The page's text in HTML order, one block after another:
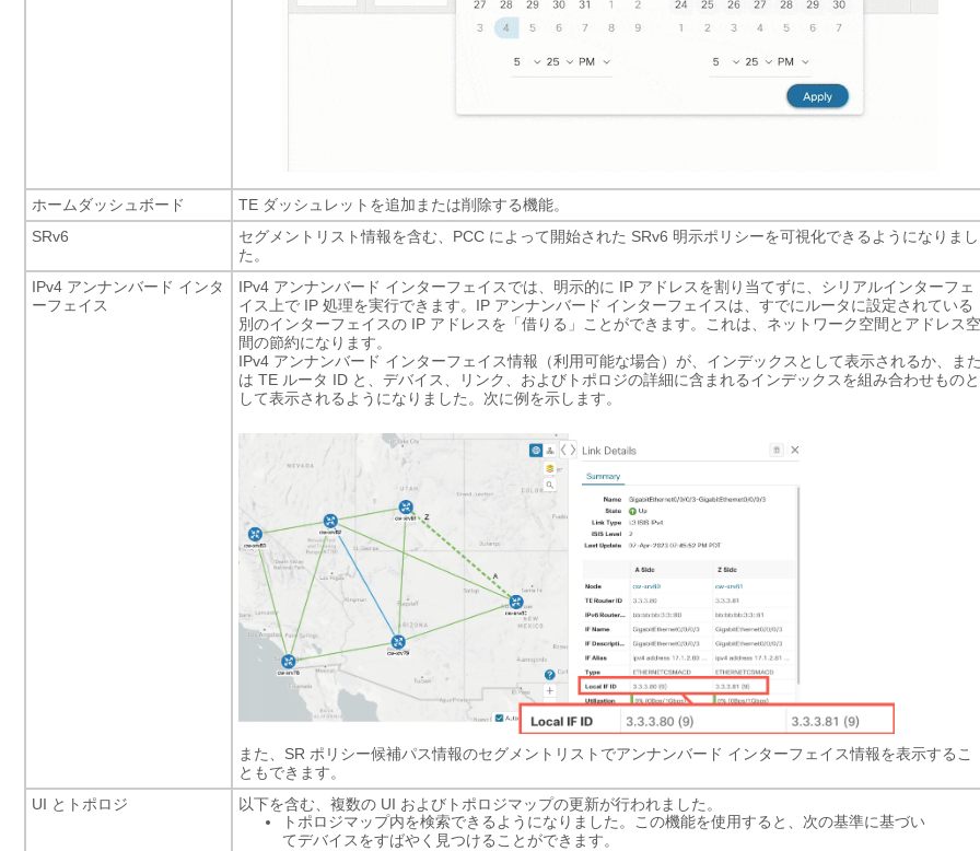
ホームダッシュボード
TE ダッシュレットを追加または削除する機能。
SRv6
セグメントリスト情報を含む、PCC によって開始された SRv6 明示ポリシーを可視化できるようになりまし
た。
IPv4 アンナンバード インタ
ーフェイス
IPv4 アンナンバード インターフェイスでは、明示的に IP アドレスを割り当てずに、シリアルインターフェ
イス上で IP 処理を実行できます。IP アンナンバード インターフェイスは、すでにルータに設定されている
別のインターフェイスの IP アドレスを「借りる」ことができます。これは、ネットワーク空間とアドレス空
間の節約になります。
IPv4 アンナンバード インターフェイス情報（利用可能な場合）が、インデックスとして表示されるか、また
は TE ルータ ID と、デバイス、リンク、およびトポロジの詳細に含まれるインデックスを組み合わせものと
して表示されるようになりました。次に例を示します。
また、SR ポリシー候補パス情報のセグメントリストでアンナンバード インターフェイス情報を表示するこ
ともできます。
UI とトポロジ
以下を含む、複数の UI およびトポロジマップの更新が行われました。
トポロジマップ内を検索できるようになりました。この機能を使用すると、次の基準に基づい
てデバイスをすばやく見つけることができます。